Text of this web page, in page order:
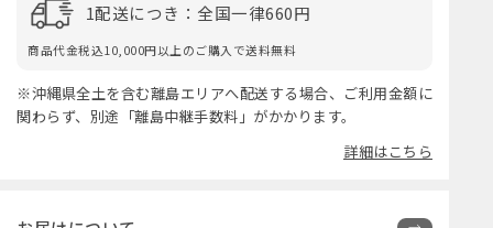
1配送につき：全国一律660円
商品代金税込10,000円以上のご購入で送料無料
※沖縄県全土を含む離島エリアへ配送する場合、ご利用金額に
関わらず、別途「離島中継手数料」がかかります。
詳細はこちら